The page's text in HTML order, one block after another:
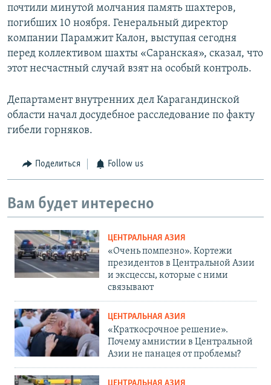
почтили минутой молчания память шахтеров,
погибших 10 ноября. Генеральный директор
компании Парамжит Калон, выступая сегодня
перед коллективом шахты «Саранская», сказал, что
этот несчастный случай взят на особый контроль.
Департамент внутренних дел Карагандинской
области начал досудебное расследование по факту
гибели горняков.
Поделиться Follow us
Вам будет интересно
ЦЕНТРАЛЬНАЯ АЗИЯ
«Очень помпезно». Кортежи
президентов в Центральной Азии
и эксцессы, которые с ними
связывают
ЦЕНТРАЛЬНАЯ АЗИЯ
«Краткосрочное решение».
Почему амнистии в Центральной
Азии не панацея от проблемы?